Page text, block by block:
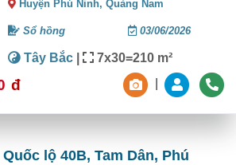
Huyện Phú Ninh,Quảng Nam
Sổ hồng 03/06/2026
Tây Bắc | 7x30=210 m²
đ
lộ 40B, Tam Dân, Phú